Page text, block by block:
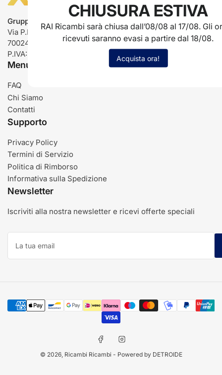
Gruppo Rai ricambi
Via P.L. Nervi, 66
70024 Gravina in Puglia (BA)
P.IVA: IT03485840726
Menu
FAQ
Chi Siamo
Contatti
Supporto
Privacy Policy
Termini di Servizio
Politica di Rimborso
Informativa sulla Spedizione
Newsletter
Iscriviti alla nostra newsletter e ricevi offerte speciali
La
tua
Modalità
di
pagamento
FacebookInstagram
© 2026, Ricambi Ricambi - Powered by DETROIDE
CHIUSURA ESTIVA
RAI Ricambi sarà chiusa dall’08/08 al 17/08. Gli
ricevuti saranno evasi a partire dal 18/08.
Acquista ora!